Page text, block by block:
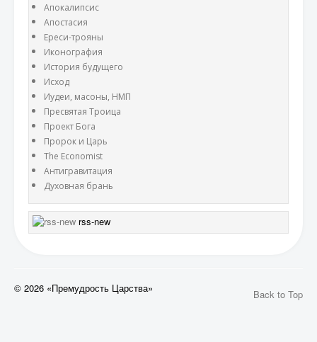
Апокалипсис
Апостасия
Ереси-трояны
Иконография
История будущего
Исход
Иудеи, масоны, НМП
Пресвятая Троица
Проект Бога
Пророк и Царь
The Economist
Антигравитация
Духовная брань
rss-new
Back to Top
© 2026 «Премудрость Царства»